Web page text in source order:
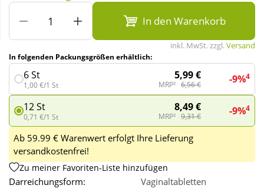
In den Warenkorb
inkl. MwSt. zzgl.Versand
In folgenden Packungsgrößen erhältlich:
6 St
1,00 €/1 St
5,99 €
MRP² 6,56 € -9%4
12 St
0,71 €/1 St
8,49 €
MRP² 9,31 € -9%4
Ab 59.99 € Warenwert erfolgt Ihre Lieferung
versandkostenfrei!
Zu meiner Favoriten-Liste hinzufügen
Darreichungsform:
Vaginaltabletten